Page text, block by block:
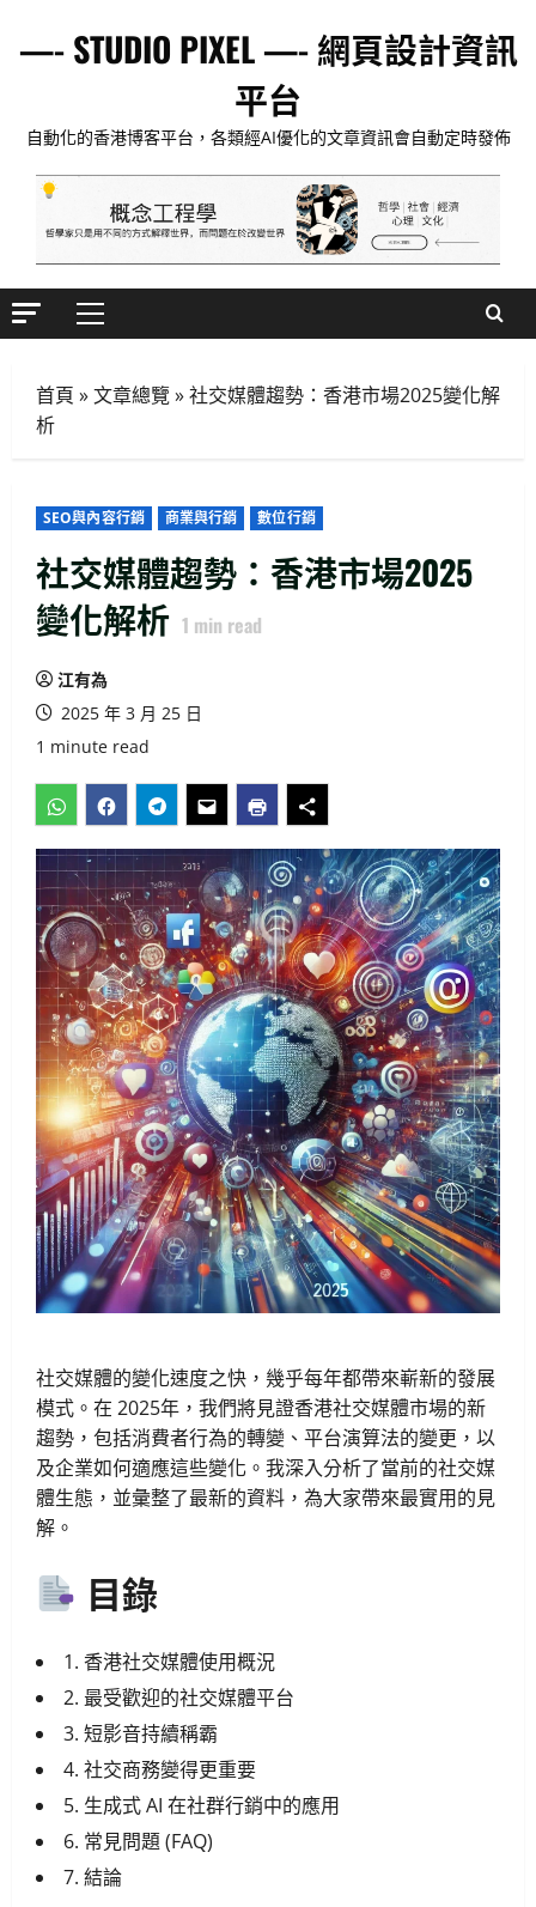
—- STUDIO PIXEL —- 網頁設計資訊
平台
自動化的香港博客平台，各類經AI優化的文章資訊會自動定時發佈
Primary
首頁 »文章總覽»社交媒體趨勢：香港市場2025變化解
析
SEO與內容行銷 商業與行銷 數位行銷
社交媒體趨勢：香港市場2025
變化解析 1 min read
江有為
2025 年 3 月 25 日
1 minute read
社交媒體的變化速度之快，幾乎每年都帶來嶄新的發展
模式。在 2025年，我們將見證香港社交媒體市場的新
趨勢，包括消費者行為的轉變、平台演算法的變更，以
及企業如何適應這些變化。我深入分析了當前的社交媒
體生態，並彙整了最新的資料，為大家帶來最實用的見
解。
目錄
1. 香港社交媒體使用概況
2. 最受歡迎的社交媒體平台
3. 短影音持續稱霸
4. 社交商務變得更重要
5. 生成式 AI 在社群行銷中的應用
6. 常見問題 (FAQ)
7. 結論